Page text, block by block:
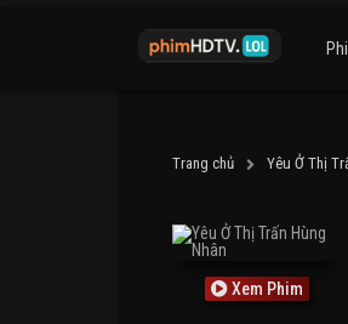
Trang chủ Yêu Ở Thị
Xem Phim